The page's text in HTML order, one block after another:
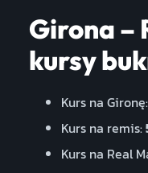
Girona –
kursy
Kurs na Gironę:
Kurs na remis:
Kurs na Real